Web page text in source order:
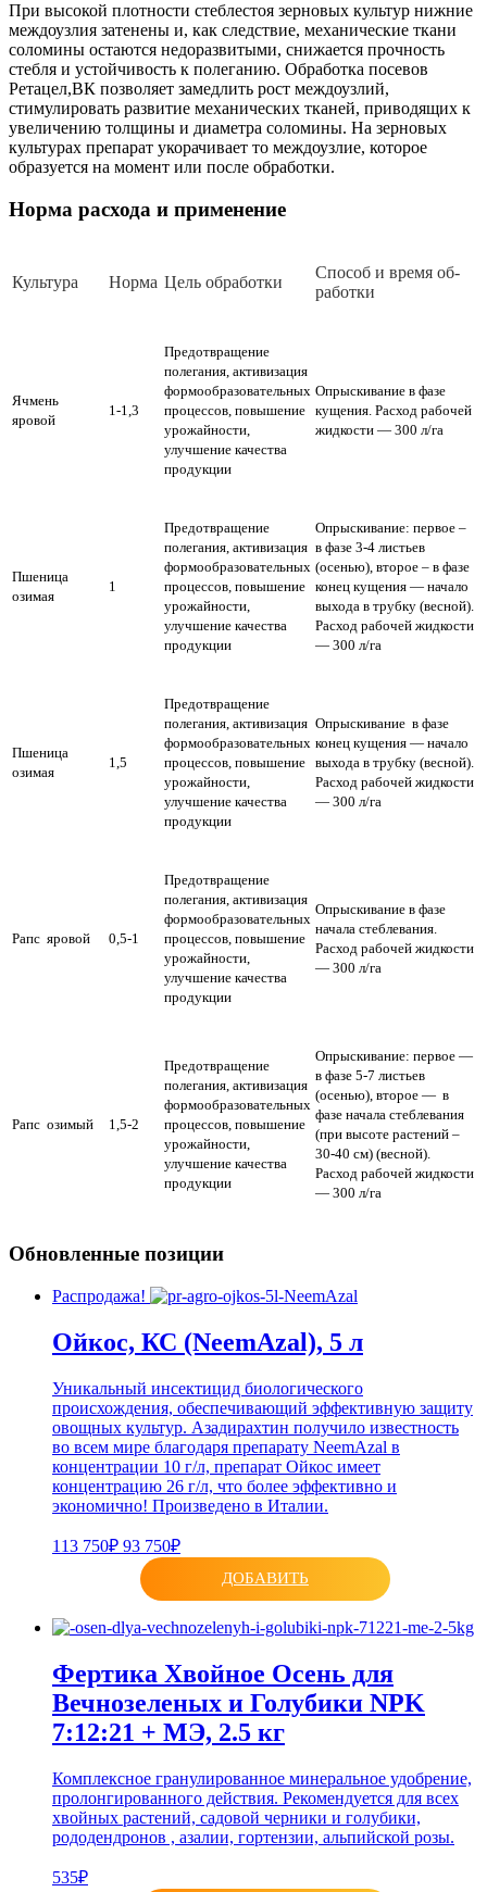
При высокой плотности стеблестоя зерновых культур нижние
междоузлия затенены и, как следствие, механические ткани
соломины остаются недоразвитыми, снижается прочность
стебля и устойчивость к полеганию. Обработка посевов
Ретацел,ВК позволяет замедлить рост междоузлий,
стимулировать развитие механических тканей, приводящих к
увеличению толщины и диаметра соломины. На зерновых
культурах препарат укорачивает то междоузлие, которое
образуется на момент или после обработки.
Норма расхода и применение
Куль­ту­ра Нор­ма Цель обработки
Спо­соб и вре­мя об­
ра­бот­ки
Ячмень
яровой
1-1,3
Предотвращение
полегания, активизация
формообразовательных
процессов, повышение
урожайности,
улучшение качества
продукции
Опрыскивание в фазе
кущения. Расход рабочей
жидкости — 300 л/га
Пшеница
озимая
1
Предотвращение
полегания, активизация
формообразовательных
процессов, повышение
урожайности,
улучшение качества
продукции
Опрыскивание: первое –
в фазе 3-4 листьев
(осенью), второе – в фазе
конец кущения — начало
выхода в трубку (весной).
Расход рабочей жидкости
— 300 л/га
Пшеница
озимая
1,5
Предотвращение
полегания, активизация
формообразовательных
процессов, повышение
урожайности,
улучшение качества
продукции
Опрыскивание в фазе
конец кущения — начало
выхода в трубку (весной).
Расход рабочей жидкости
— 300 л/га
Рапс яровой 0,5-1
Предотвращение
полегания, активизация
формообразовательных
процессов, повышение
урожайности,
улучшение качества
продукции
Опрыскивание в фазе
начала стеблевания.
Расход рабочей жидкости
— 300 л/га
Рапс озимый 1,5-2
Предотвращение
полегания, активизация
формообразовательных
процессов, повышение
урожайности,
улучшение качества
продукции
Опрыскивание: первое —
в фазе 5-7 листьев
(осенью), второе — в
фазе начала стеблевания
(при высоте растений –
30-40 см) (весной).
Расход рабочей жидкости
— 300 л/га
Обновленные позиции
Распродажа!
Ойкос, КС (NeemAzal), 5 л
Уникальный инсектицид биологического
происхождения, обеспечивающий эффективную защиту
овощных культур. Азадирахтин получило известность
во всем мире благодаря препарату NeemAzal в
концентрации 10 г/л, препарат Ойкос имеет
концентрацию 26 г/л, что более эффективно и
экономично! Произведено в Италии.
113 750₽ 93 750₽
ДОБАВИТЬ
Фертика Хвойное Осень для
Вечнозеленых и Голубики NPK
7:12:21 + МЭ, 2.5 кг
Комплексное гранулированное минеральное удобрение,
пролонгированного действия. Рекомендуется для всех
хвойных растений, садовой черники и голубики,
рододендронов , азалии, гортензии, альпийской розы.
535₽